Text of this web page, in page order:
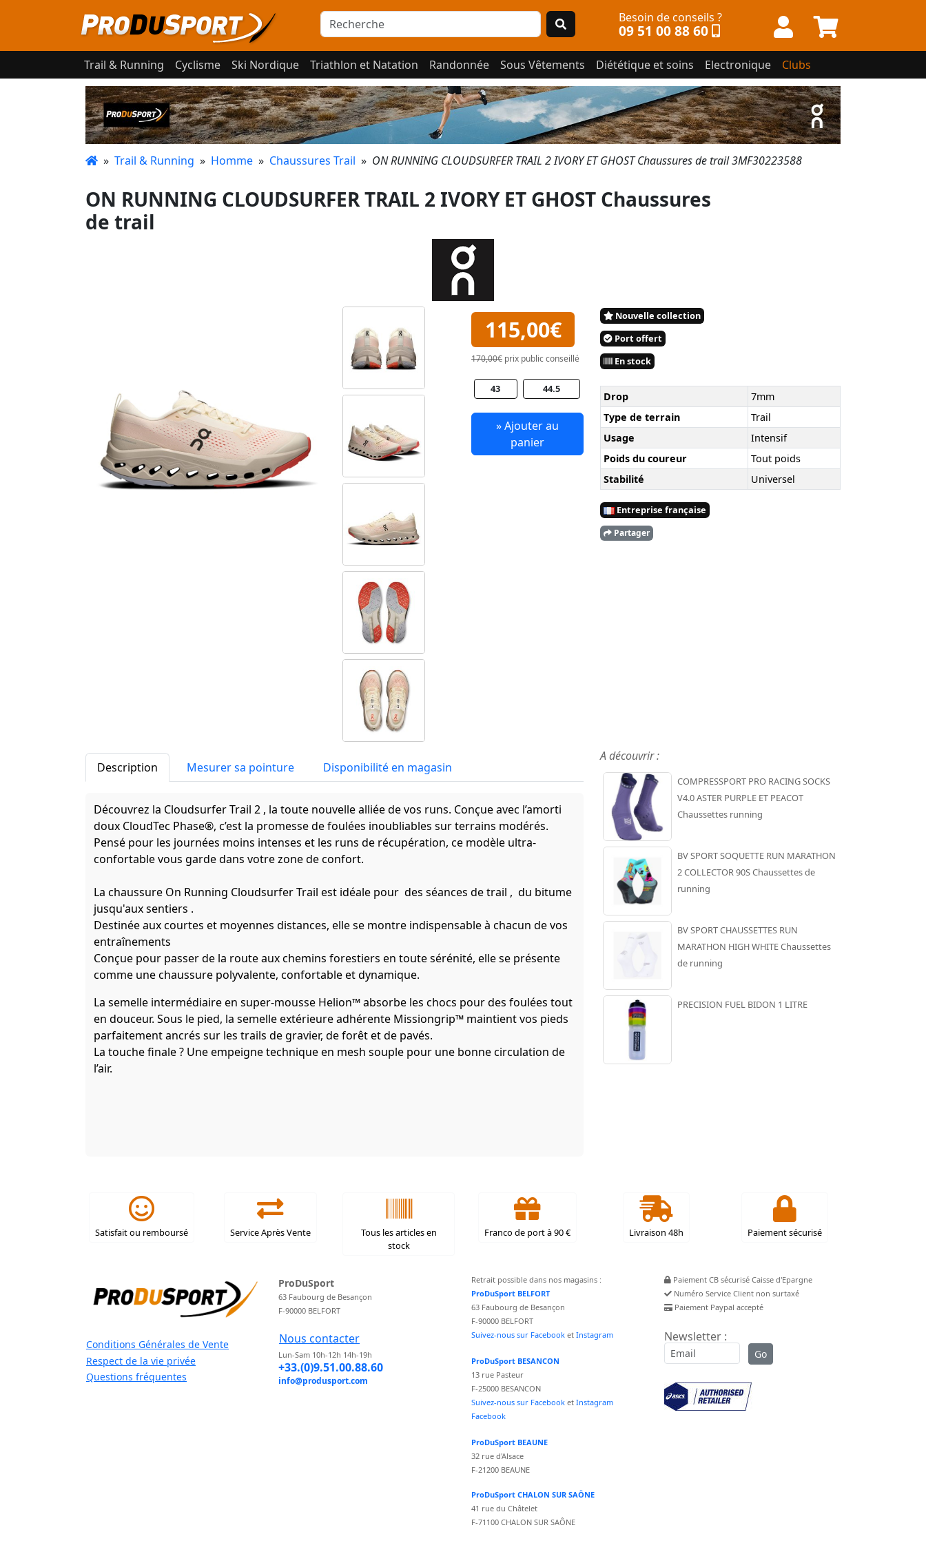
Besoin de conseils ?
09 51 00 88 60
Trail & Running Cyclisme Ski Nordique Triathlon et Natation Randonnée Sous Vêtements Diététique et soins Electronique Clubs
» Trail & Running » Homme » Chaussures Trail » ON RUNNING CLOUDSURFER TRAIL 2 IVORY ET GHOST Chaussures de trail 3MF30223588
ON RUNNING CLOUDSURFER TRAIL 2 IVORY ET GHOST Chaussures
de trail
115,00€
170,00€ prix public conseillé
43 44.5
» Ajouter au
panier
Nouvelle collection
Port offert
En stock
Drop
7mm
Type de terrain
Trail
Usage
Intensif
Poids du coureur
Tout poids
Stabilité
Universel
Entreprise française
Partager
Description Mesurer sa pointure Disponibilité en magasin
Découvrez la Cloudsurfer Trail 2 , la toute nouvelle alliée de vos runs. Conçue avec l’amorti
doux CloudTec Phase®, c’est la promesse de foulées inoubliables sur terrains modérés.
Pensé pour les journées moins intenses et les runs de récupération, ce modèle ultra-
confortable vous garde dans votre zone de confort.
La chaussure On Running Cloudsurfer Trail est idéale pour des séances de trail , du bitume
jusqu'aux sentiers .
Destinée aux courtes et moyennes distances, elle se montre indispensable à chacun de vos
entraînements
Conçue pour passer de la route aux chemins forestiers en toute sérénité, elle se présente
comme une chaussure polyvalente, confortable et dynamique.
La semelle intermédiaire en super-mousse Helion™ absorbe les chocs pour des foulées tout
en douceur. Sous le pied, la semelle extérieure adhérente Missiongrip™ maintient vos pieds
parfaitement ancrés sur les trails de gravier, de forêt et de pavés.
La touche finale ? Une empeigne technique en mesh souple pour une bonne circulation de
l’air.
A découvrir :
COMPRESSPORT PRO RACING SOCKS
V4.0 ASTER PURPLE ET PEACOT
Chaussettes running
BV SPORT SOQUETTE RUN MARATHON
2 COLLECTOR 90S Chaussettes de
running
BV SPORT CHAUSSETTES RUN
MARATHON HIGH WHITE Chaussettes
de running
PRECISION FUEL BIDON 1 LITRE
Satisfait ou remboursé Service Après Vente
Tous les articles en
stock
Franco de port à 90 € Livraison 48h Paiement sécurisé
Conditions Générales de Vente
Respect de la vie privée
Questions fréquentes
ProDuSport
63 Faubourg de Besançon
F-90000 BELFORT
Nous contacter
Lun-Sam 10h-12h 14h-19h
+33.(0)9.51.00.88.60
info@produsport.com
Retrait possible dans nos magasins :
ProDuSport BELFORT
63 Faubourg de Besançon
F-90000 BELFORT
Suivez-nous sur Facebook et Instagram
ProDuSport BESANCON
13 rue Pasteur
F-25000 BESANCON
Suivez-nous sur Facebook et Instagram
Facebook
ProDuSport BEAUNE
32 rue d'Alsace
F-21200 BEAUNE
ProDuSport CHALON SUR SAÔNE
41 rue du Châtelet
F-71100 CHALON SUR SAÔNE
Paiement CB sécurisé Caisse d'Epargne
Numéro Service Client non surtaxé
Paiement Paypal accepté
Newsletter :